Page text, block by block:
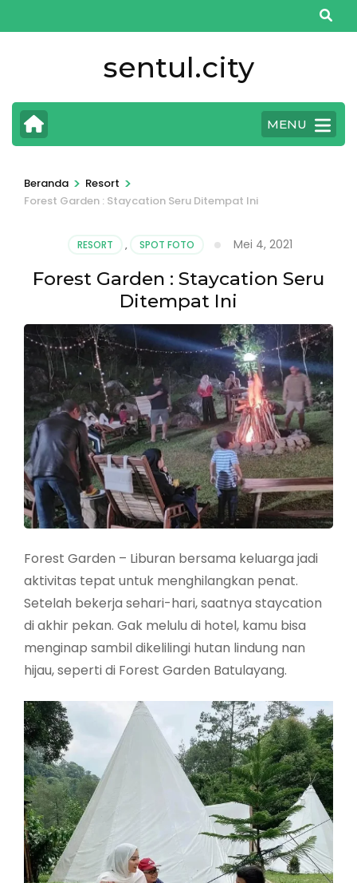
ke
Enter)
sentul.city
MENU
Beranda > Resort >
Forest Garden : Staycation Seru Ditempat Ini
RESORT , SPOT FOTO Mei 4, 2021
Forest Garden : Staycation Seru
Ditempat Ini
Forest Garden – Liburan bersama keluarga jadi
aktivitas tepat untuk menghilangkan penat.
Setelah bekerja sehari-hari, saatnya staycation
di akhir pekan. Gak melulu di hotel, kamu bisa
menginap sambil dikelilingi hutan lindung nan
hijau, seperti di Forest Garden Batulayang.